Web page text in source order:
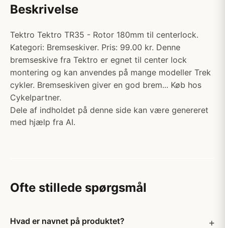
Beskrivelse
Tektro Tektro TR35 - Rotor 180mm til centerlock.
Kategori: Bremseskiver. Pris: 99.00 kr. Denne
bremseskive fra Tektro er egnet til center lock
montering og kan anvendes på mange modeller Trek
cykler. Bremseskiven giver en god brem... Køb hos
Cykelpartner.
Dele af indholdet på denne side kan være genereret
med hjælp fra AI.
Ofte stillede spørgsmål
Hvad er navnet på produktet?